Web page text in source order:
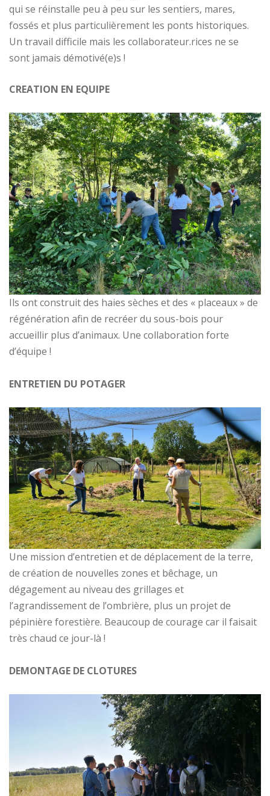
qui se réinstalle peu à peu sur les sentiers, mares,
fossés et plus particulièrement les ponts historiques.
Un travail difficile mais les collaborateur.rices ne se
sont jamais démotivé(e)s !
CREATION EN EQUIPE
Ils ont construit des haies sèches et des « placeaux » de
régénération afin de recréer du sous-bois pour
accueillir plus d’animaux. Une collaboration forte
d’équipe !
ENTRETIEN DU POTAGER
Une mission d’entretien et de déplacement de la terre,
de création de nouvelles zones et bêchage, un
dégagement au niveau des grillages et
l’agrandissement de l’ombrière, plus un projet de
pépinière forestière. Beaucoup de courage car il faisait
très chaud ce jour-là !
DEMONTAGE DE CLOTURES